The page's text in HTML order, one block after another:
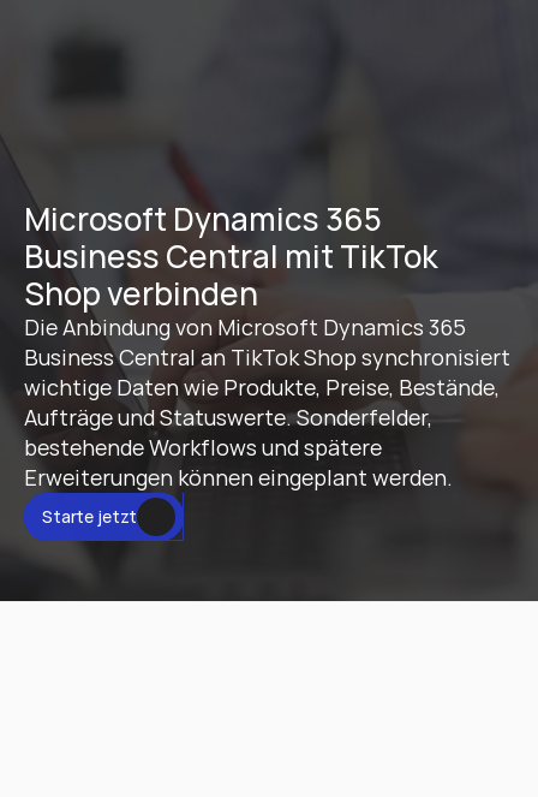
Microsoft Dynamics 365
Business Central mit TikTok
Shop verbinden
Die Anbindung von Microsoft Dynamics 365
Business Central an TikTok Shop synchronisiert
wichtige Daten wie Produkte, Preise, Bestände,
Aufträge und Statuswerte. Sonderfelder,
bestehende Workflows und spätere
Erweiterungen können eingeplant werden.
Starte jetzt